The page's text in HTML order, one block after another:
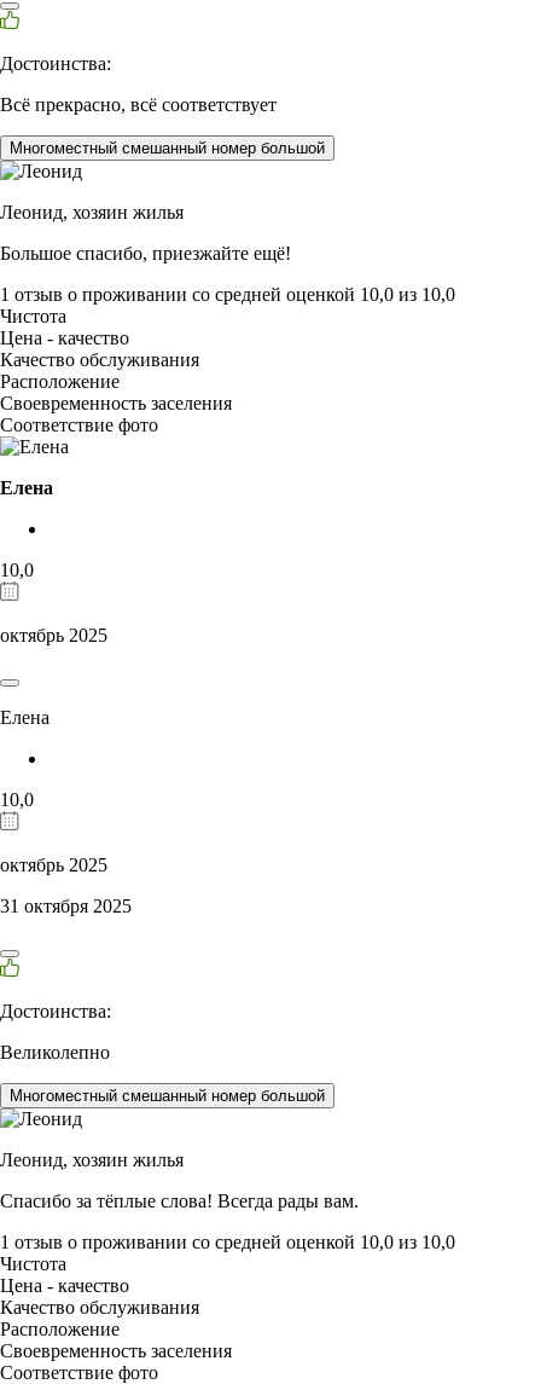
Достоинства:
Всё прекрасно, всё соответствует
Многоместный смешанный номер большой
Леонид, хозяин жилья
Большое спасибо, приезжайте ещё!
1 отзыв о проживании со средней оценкой 10,0 из 10,0
Чистота
Цена - качество
Качество обслуживания
Расположение
Своевременность заселения
Соответствие фото
Елена
10,0
октябрь 2025
Елена
10,0
октябрь 2025
31 октября 2025
Достоинства:
Великолепно
Многоместный смешанный номер большой
Леонид, хозяин жилья
Спасибо за тёплые слова! Всегда рады вам.
1 отзыв о проживании со средней оценкой 10,0 из 10,0
Чистота
Цена - качество
Качество обслуживания
Расположение
Своевременность заселения
Соответствие фото